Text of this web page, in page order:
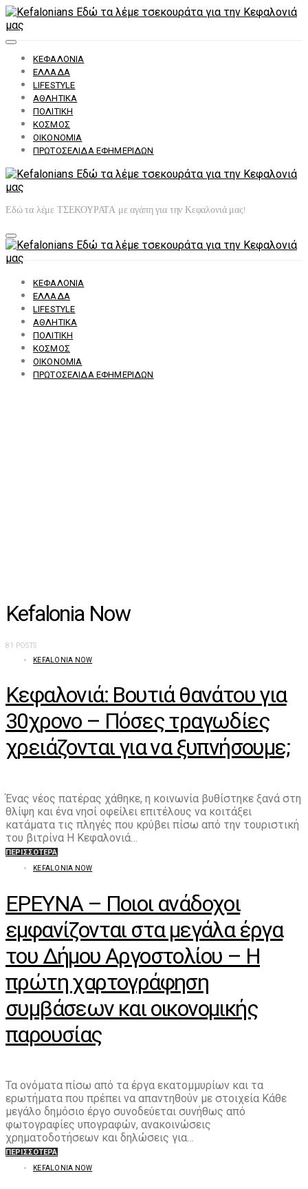
ΚΕΦΑΛΟΝΙΆ
ΕΛΛΆΔΑ
LIFESTYLE
ΑΘΛΗΤΙΚΆ
ΠΟΛΙΤΙΚΉ
ΚΌΣΜΟΣ
ΟΙΚΟΝΟΜΊΑ
ΠΡΩΤΟΣΈΛΙΔΑ ΕΦΗΜΕΡΊΔΩΝ
Εδώ τα λέμε ΤΣΕΚΟΥΡΑΤΑ με αγάπη για την Κεφαλονιά μας!
ΚΕΦΑΛΟΝΙΆ
ΕΛΛΆΔΑ
LIFESTYLE
ΑΘΛΗΤΙΚΆ
ΠΟΛΙΤΙΚΉ
ΚΌΣΜΟΣ
ΟΙΚΟΝΟΜΊΑ
ΠΡΩΤΟΣΈΛΙΔΑ ΕΦΗΜΕΡΊΔΩΝ
Kefalonia Now
81 POSTS
KEFALONIA NOW
Κεφαλονιά: Βουτιά θανάτου για
30χρονο – Πόσες τραγωδίες
χρειάζονται για να ξυπνήσουμε;
Ένας νέος πατέρας χάθηκε, η κοινωνία βυθίστηκε ξανά στη
θλίψη και ένα νησί οφείλει επιτέλους να κοιτάξει
κατάματα τις πληγές που κρύβει πίσω από την τουριστική
του βιτρίνα Η Κεφαλονιά…
ΠΕΡΙΣΣΌΤΕΡΑ
KEFALONIA NOW
ΕΡΕΥΝΑ – Ποιοι ανάδοχοι
εμφανίζονται στα μεγάλα έργα
του Δήμου Αργοστολίου – Η
πρώτη χαρτογράφηση
συμβάσεων και οικονομικής
παρουσίας
Τα ονόματα πίσω από τα έργα εκατομμυρίων και τα
ερωτήματα που πρέπει να απαντηθούν με στοιχεία Κάθε
μεγάλο δημόσιο έργο συνοδεύεται συνήθως από
φωτογραφίες υπογραφών, ανακοινώσεις
χρηματοδοτήσεων και δηλώσεις για…
ΠΕΡΙΣΣΌΤΕΡΑ
KEFALONIA NOW